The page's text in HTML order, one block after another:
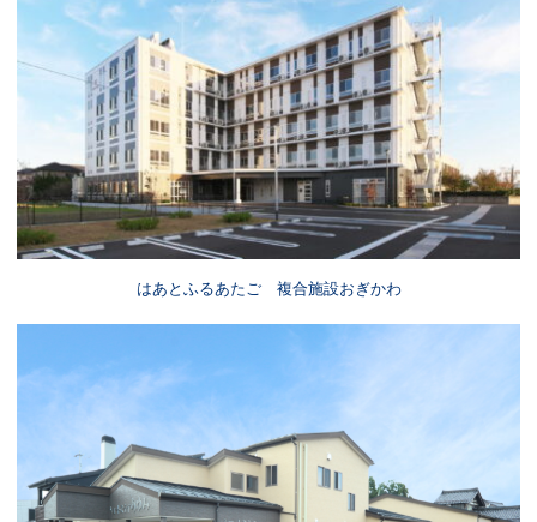
はあとふるあたご 複合施設おぎかわ